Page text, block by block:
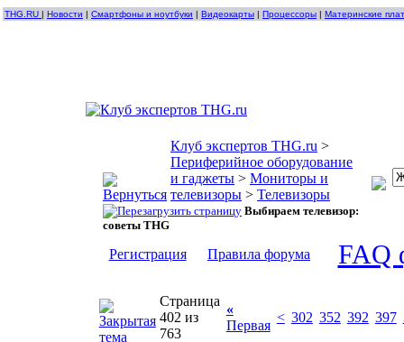
THG.RU | Новости | Смартфоны и ноутбуки | Видеокарты | Процессоры | Материнские
Клуб экспертов THG.ru >
Периферийное оборудование
и гаджеты > Мониторы и
телевизоры > Телевизоры
Выбираем телевизор:
советы THG
Регистрация Правила форума FAQ
Страница
402 из
763
«
Первая
< 302 352 392 397